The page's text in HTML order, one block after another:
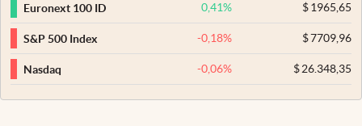
Euronext 100 ID 0,41% $1965,65
S&P 500 Index -0,18% $7709,96
Nasdaq -0,06% $26.348,35